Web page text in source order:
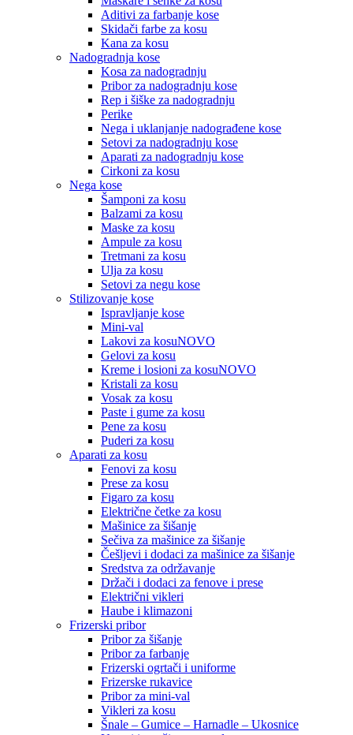
Aditivi za farbanje kose
Skidači farbe za kosu
Kana za kosu
Nadogradnja kose
Kosa za nadogradnju
Pribor za nadogradnju kose
Rep i šiške za nadogradnju
Perike
Nega i uklanjanje nadograđene kose
Setovi za nadogradnju kose
Aparati za nadogradnju kose
Cirkoni za kosu
Nega kose
Šamponi za kosu
Balzami za kosu
Maske za kosu
Ampule za kosu
Tretmani za kosu
Ulja za kosu
Setovi za negu kose
Stilizovanje kose
Ispravljanje kose
Mini-val
Lakovi za kosuNOVO
Gelovi za kosu
Kreme i losioni za kosuNOVO
Kristali za kosu
Vosak za kosu
Paste i gume za kosu
Pene za kosu
Puderi za kosu
Aparati za kosu
Fenovi za kosu
Prese za kosu
Figaro za kosu
Električne četke za kosu
Mašinice za šišanje
Sečiva za mašinice za šišanje
Češljevi i dodaci za mašinice za šišanje
Sredstva za održavanje
Držači i dodaci za fenove i prese
Električni vikleri
Haube i klimazoni
Frizerski pribor
Pribor za šišanje
Pribor za farbanje
Frizerski ogrtači i uniforme
Frizerske rukavice
Pribor za mini-val
Vikleri za kosu
Šnale – Gumice – Harnadle – Ukosnice